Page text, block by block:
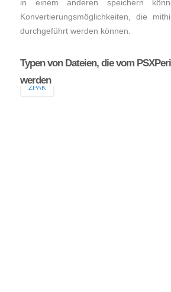
in einem anderen speichern
Konvertierungsmöglichkeiten, die
durchgeführt werden können.
Typen von Dateien, die vom
werden
ZPAK